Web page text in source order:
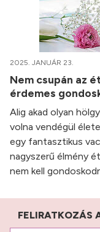
2025. JANUÁR 23.
Nem csupán az
érdemes
Alig akad olyan
volna vendégül
egy fantasztikus
nagyszerű élmény
nem kell
FELIRATKOZÁS